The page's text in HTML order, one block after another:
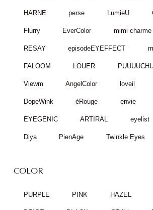
HARNE perse LumieU
Flurry EverColor mimi charme
RESAY episodeEYEFFECT
FALOOM LOUER
Viewm AngelColor loveil
DopeWink éRouge envie
EYEGENIC ARTIRAL eyelist
Diya PienAge Twinkle Eyes
COLOR
PURPLE PINK HAZEL